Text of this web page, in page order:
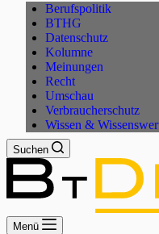
Berufspolitik
BTHG
Datenschutz
Kolumne
Meinungen
Recht
Umschau
Verbraucherschutz
Wissen &
Suchen
Menü